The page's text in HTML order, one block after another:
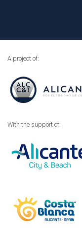
A project of:
With the support of: